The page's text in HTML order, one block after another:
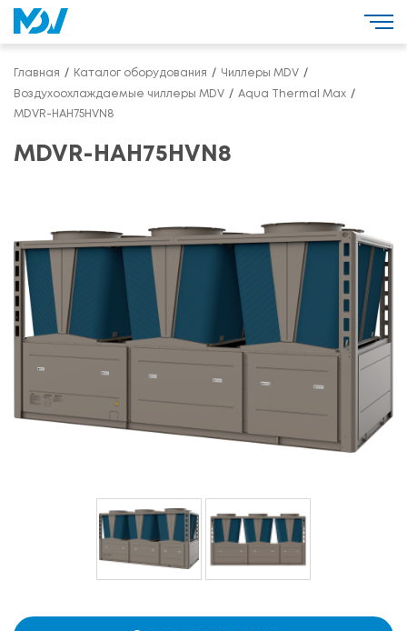
Главная Каталог оборудования Чиллеры MDV
Воздухоохлаждаемые чиллеры MDV
Aqua Thermal Max
MDVR-HAH75HVN8
MDVR-HAH75HVN8